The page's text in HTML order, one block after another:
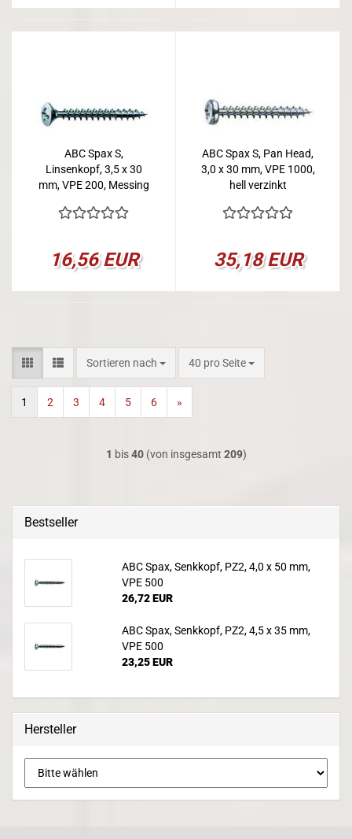
ABC Spax S,
Linsenkopf, 3,5 x 30
mm, VPE 200, Messing
16,56 EUR
ABC Spax S, Pan Head,
3,0 x 30 mm, VPE 1000,
hell verzinkt
35,18 EUR
Sortieren nach
Sortieren nach 40 pro Seite
pro Seite
1 2 3 4 5 6 »
1 bis40(von insgesamt 209)
Bestseller
ABC Spax, Senkkopf, PZ2, 4,0 x 50 mm,
VPE 500
26,72 EUR
ABC Spax, Senkkopf, PZ2, 4,5 x 35 mm,
VPE 500
23,25 EUR
Hersteller